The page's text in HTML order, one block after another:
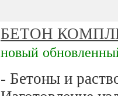
БЕТОН
новый
- Бетоны и